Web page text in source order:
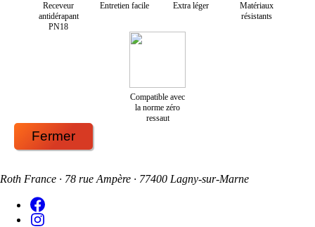
Receveur
antidérapant
PN18
Entretien facile Extra léger
Matériaux
résistants
Compatible avec
la norme zéro
ressaut
Fermer
Roth France · 78 rue Ampère · 77400 Lagny-sur-Marne